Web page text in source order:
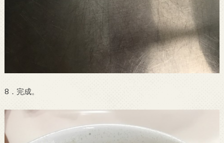
8．完成。